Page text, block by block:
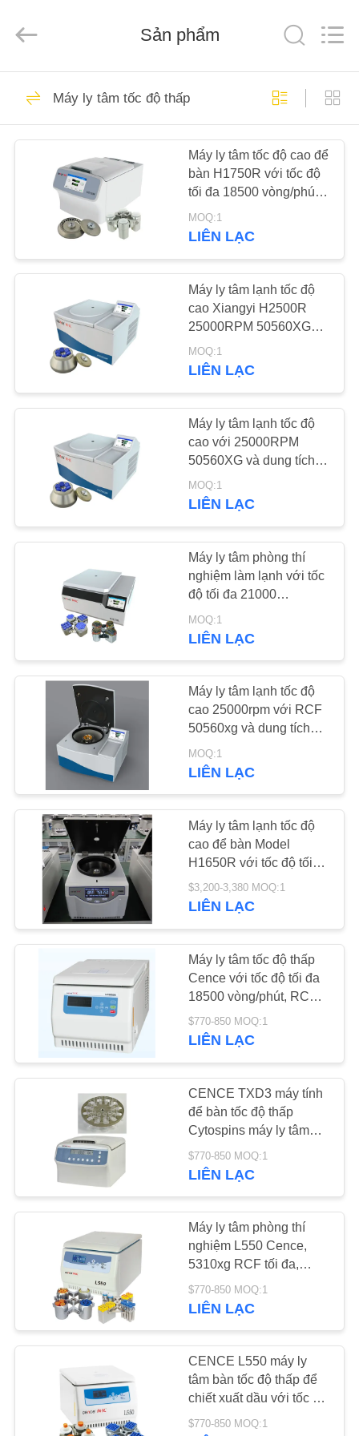
NHÀ
SẢN
PHẨM
CHÚNG
TÔI
CHUYẾN
THAM
QUAN
NHÀ
SOÁT
CHẤT
LƯỢNG
VỚI
CHÚNG
TỨC
CÁC
VR
TRANG
WEB
PRIVACY
POLICY
Laboratory
Instrument
Reserved.
Máy ly tâm phòng
thí nghiệm
113
Máy ly tâm y tế
148
Máy ly tâm PRP
PRF
35
Máy ly tâm lạnh
Máy ly tâm tách
máu
Máy ly tâm ngân
hàng máu
53
Máy ly tâm tốc độ
thấp
Máy ly tâm tốc độ
Sản phẩm
Máy ly tâm tốc độ thấp
Máy ly tâm tốc độ cao để
bàn H1750R với tốc độ
tối đa 18500 vòng/phút,
RCF tối đa 29302xg và
rotor văng 4x100ml
MOQ:1
LIÊN LẠC
Máy ly tâm lạnh tốc độ
cao Xiangyi H2500R
25000RPM 50560XG
với dung tích 6*100ml
dùng trong phòng thí
MOQ:1
LIÊN LẠC
Máy ly tâm lạnh tốc độ
cao với 25000RPM
50560XG và dung tích
6x100ml để tách
DNA/RNA và tế bào
MOQ:1
LIÊN LẠC
Máy ly tâm phòng thí
nghiệm làm lạnh với tốc
độ tối đa 21000
vòng/phút, dung tích
4x750ml và RCF tối đa
32752xg
MOQ:1
LIÊN LẠC
Máy ly tâm lạnh tốc độ
cao 25000rpm với RCF
50560xg và dung tích
6x100ml dùng trong
phòng thí nghiệm
MOQ:1
LIÊN LẠC
Máy ly tâm lạnh tốc độ
cao để bàn Model
H1650R với tốc độ tối
đa 16500 vòng/phút và
RCF tối đa 21532xg
$3,200-3,380 MOQ:1
LIÊN LẠC
Máy ly tâm tốc độ thấp
Cence với tốc độ tối đa
18500 vòng/phút, RCF
tối đa 23797xg và dung
tích tối đa 4*100ml
$770-850 MOQ:1
LIÊN LẠC
CENCE TXD3 máy tính
để bàn tốc độ thấp
Cytospins máy ly tâm
với 12 slide Capacity
≤60dB ((A) Tiếng ồn và
kế
$770-850 MOQ:1
LIÊN LẠC
Máy ly tâm phòng thí
nghiệm L550 Cence,
5310xg RCF tối đa,
Dung tích 4x500ml, Độ
ồn thấp <65dB(A), Máy
ly tâm tốc độ thấp để
$770-850 MOQ:1
LIÊN LẠC
CENCE L550 máy ly
tâm bàn tốc độ thấp để
chiết xuất dầu với tốc độ
5500r/min và RCF
$770-850 MOQ:1